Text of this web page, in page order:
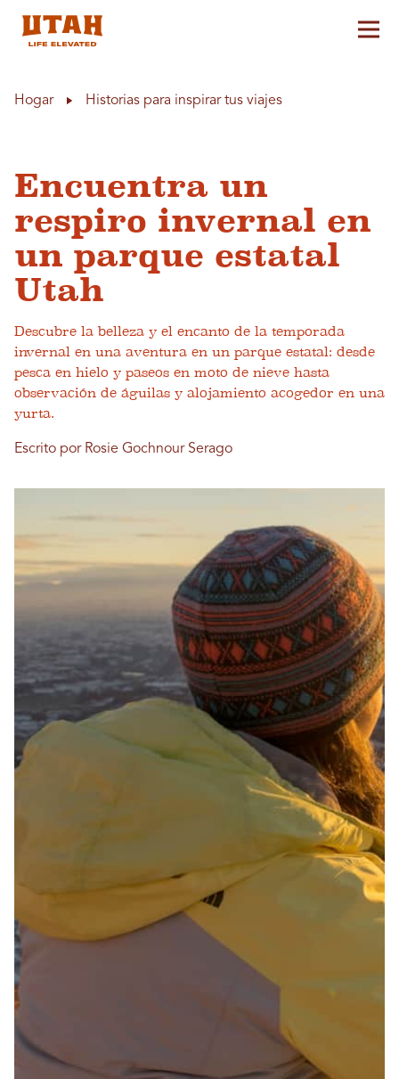
Hogar Historias para inspirar tus viajes
Encuentra un
respiro invernal en
un parque estatal
Utah
Descubre la belleza y el encanto de la temporada
invernal en una aventura en un parque estatal: desde
pesca en hielo y paseos en moto de nieve hasta
observación de águilas y alojamiento acogedor en una
yurta.
Escrito por Rosie Gochnour Serago